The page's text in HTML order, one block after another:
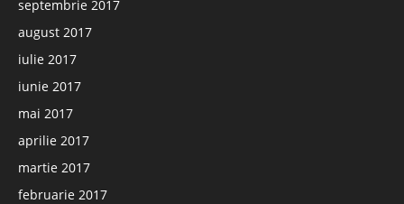
septembrie 2017
august 2017
iulie 2017
iunie 2017
mai 2017
aprilie 2017
martie 2017
februarie 2017